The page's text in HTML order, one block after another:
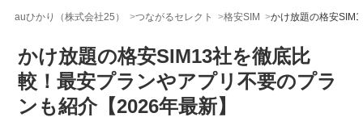
auひかり（株式会社25） つながるセレクト 格安SIM かけ放題の格安
かけ放題の格安SIM13社を徹底比
較！最安プランやアプリ不要のプラ
ンも紹介【2026年最新】